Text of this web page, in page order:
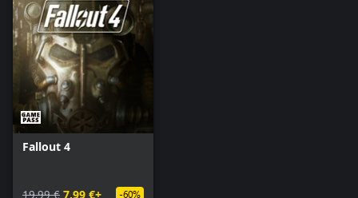
Fallout 4
19,99 € 7,99 €+ -60%